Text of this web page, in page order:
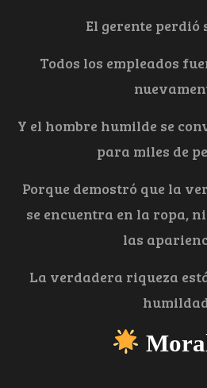
El gerente perdió
Todos los empleados
Y el hombre humilde se
para miles de
Porque demostró que la
se encuentra en la ropa,
las
La verdadera riqueza